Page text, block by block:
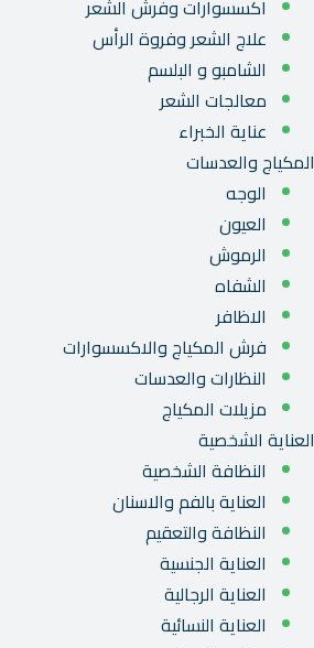
اكسسوارات وفرش الشعر
علاج الشعر وفروة الرأس
الشامبو و البلسم
معالجات الشعر
عناية الخبراء
المكياج والعدسات
الوجه
العيون
الرموش
الشفاه
الاظافر
فرش المكياج والاكسسوارات
النظارات والعدسات
مزيلات المكياج
العناية الشخصية
النظافة الشخصية
العناية بالفم والاسنان
النظافة والتعقيم
العناية الجنسية
العناية الرجالية
العناية النسائية